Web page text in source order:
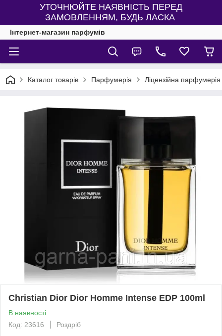
УТОЧНЮЙТЕ НАЯВНІСТЬ ПЕРЕД
ЗАМОВЛЕННЯМ, БУДЬ ЛАСКА
Інтернет-магазин парфумів
Каталог товарів Парфумерія Ліцензійна парфумерія
Christian Dior Dior Homme Intense EDP 100ml
В наявності
Код: 23616
Роздріб